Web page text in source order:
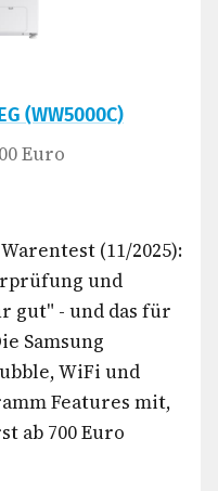
(WW5000C)
Euro
(11/2025):
und
gut" - und das für
Samsung
WiFi und
Features mit,
ab 700 Euro